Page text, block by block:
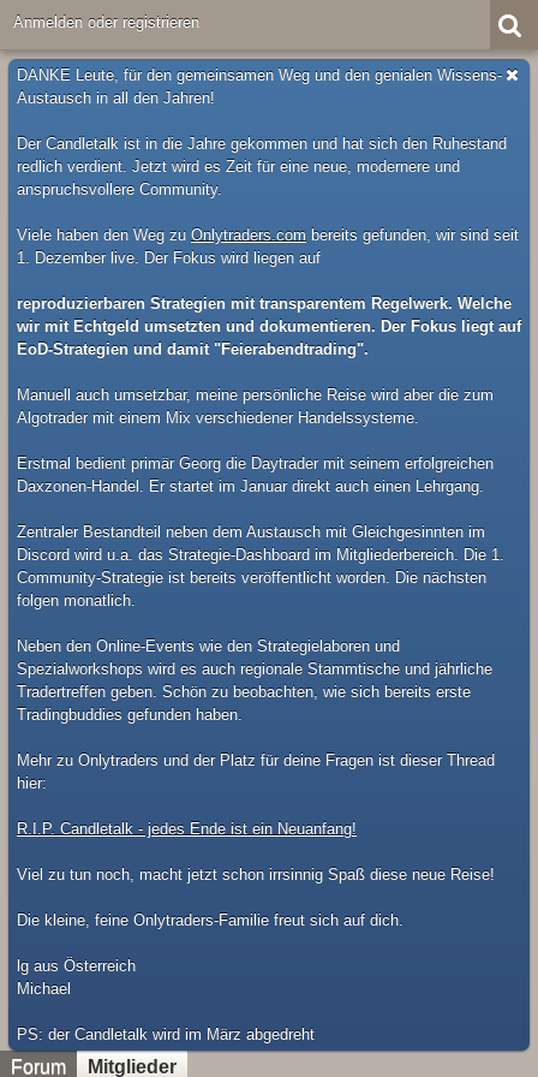
Anmelden oder registrieren
DANKE Leute, für den gemeinsamen Weg und den genialen Wissens-
Austausch in all den Jahren!
Der Candletalk ist in die Jahre gekommen und hat sich den Ruhestand
redlich verdient. Jetzt wird es Zeit für eine neue, modernere und
anspruchsvollere Community.
Viele haben den Weg zu Onlytraders.com bereits gefunden, wir sind seit
1. Dezember live. Der Fokus wird liegen auf
reproduzierbaren Strategien mit transparentem Regelwerk. Welche
wir mit Echtgeld umsetzten und dokumentieren. Der Fokus liegt auf
EoD-Strategien und damit "Feierabendtrading".
Manuell auch umsetzbar, meine persönliche Reise wird aber die zum
Algotrader mit einem Mix verschiedener Handelssysteme.
Erstmal bedient primär Georg die Daytrader mit seinem erfolgreichen
Daxzonen-Handel. Er startet im Januar direkt auch einen Lehrgang.
Zentraler Bestandteil neben dem Austausch mit Gleichgesinnten im
Discord wird u.a. das Strategie-Dashboard im Mitgliederbereich. Die 1.
Community-Strategie ist bereits veröffentlicht worden. Die nächsten
folgen monatlich.
Neben den Online-Events wie den Strategielaboren und
Spezialworkshops wird es auch regionale Stammtische und jährliche
Tradertreffen geben. Schön zu beobachten, wie sich bereits erste
Tradingbuddies gefunden haben.
Mehr zu Onlytraders und der Platz für deine Fragen ist dieser Thread
hier:
R.I.P. Candletalk - jedes Ende ist ein Neuanfang!
Viel zu tun noch, macht jetzt schon irrsinnig Spaß diese neue Reise!
Die kleine, feine Onlytraders-Familie freut sich auf dich.
lg aus Österreich
Michael
​PS: der Candletalk wird im März abgedreht
Forum Mitglieder